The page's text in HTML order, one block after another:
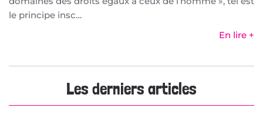
le principe insc…
En lire +
Les derniers articles